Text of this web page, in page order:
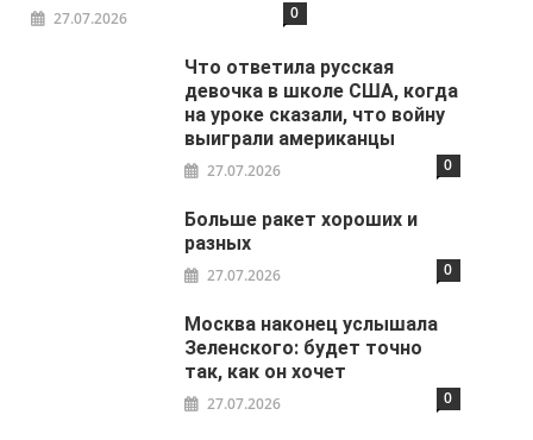
27.07.2026 0
Что ответила русская
девочка в школе США, когда
на уроке сказали, что войну
выиграли американцы
27.07.2026 0
Больше ракет хороших и
разных
27.07.2026 0
Москва наконец услышала
Зеленского: будет точно
так, как он хочет
27.07.2026 0